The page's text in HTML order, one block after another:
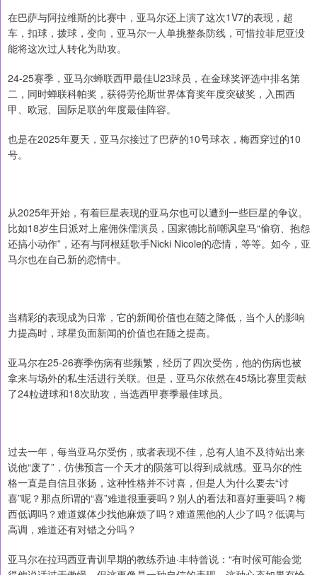
在巴萨与阿拉维斯的比赛中，亚马尔还上演了这次1V7的表现，超
车，扣球，拨球，变向，亚马尔一人单挑整条防线，可惜拉菲尼亚没
能将这次过人转化为助攻。
24-25赛季，亚马尔蝉联西甲最佳U23球员，在金球奖评选中排名第
二，同时蝉联科帕奖，获得劳伦斯世界体育奖年度突破奖，入围西
甲、欧冠、国际足联的年度最佳阵容。
也是在2025年夏天，亚马尔接过了巴萨的10号球衣，梅西穿过的10
号。
从2025年开始，有着巨星表现的亚马尔也可以遭到一些巨星的争议。
比如18岁生日派对上雇佣侏儒演员，国家德比前嘲讽皇马“偷窃、抱怨
还搞小动作”，还有与阿根廷歌手Nicki Nicole的恋情，等等。如今，亚
马尔也在自己新的恋情中。
当精彩的表现成为日常，它的新闻价值也在随之降低，当个人的影响
力提高时，球星负面新闻的价值也在随之提高。
亚马尔在25-26赛季伤病有些频繁，经历了四次受伤，他的伤病也被
拿来与场外的私生活进行关联。但是，亚马尔依然在45场比赛里贡献
了24粒进球和18次助攻，当选西甲赛季最佳球员。
过去一年，每当亚马尔受伤，或者表现不佳，总有人迫不及待站出来
说他“废了”，仿佛预言一个天才的陨落可以得到成就感。亚马尔的性
格一直是自信且张扬，这种性格并不讨喜，但是人为什么要去“讨
喜”呢？那点所谓的“喜”难道很重要吗？别人的看法和喜好重要吗？梅
西低调吗？难道媒体少找他麻烦了吗？难道黑他的人少了吗？低调与
高调，难道还有对错之分吗？
亚马尔在拉玛西亚青训早期的教练乔迪·丰特曾说：“有时候可能会觉